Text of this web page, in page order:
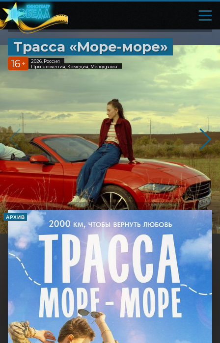
Трасса «Море-море»
16 +
2026, Россия
Приключения, Комедия, Мелодрама
АРХИВ